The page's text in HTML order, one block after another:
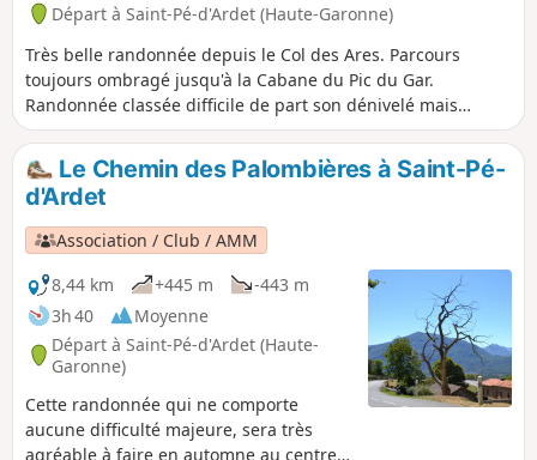
Départ à Saint-Pé-d'Ardet (Haute-Garonne)
Très belle randonnée depuis le Col des Ares. Parcours
toujours ombragé jusqu'à la Cabane du Pic du Gar.
Randonnée classée difficile de part son dénivelé mais
aucune difficulté technique.
Le Chemin des Palombières à Saint-Pé-
d'Ardet
Association / Club / AMM
8,44 km
+445 m
-443 m
3h 40
Moyenne
Départ à Saint-Pé-d'Ardet (Haute-
Garonne)
Cette randonnée qui ne comporte
aucune difficulté majeure, sera très
agréable à faire en automne au centre